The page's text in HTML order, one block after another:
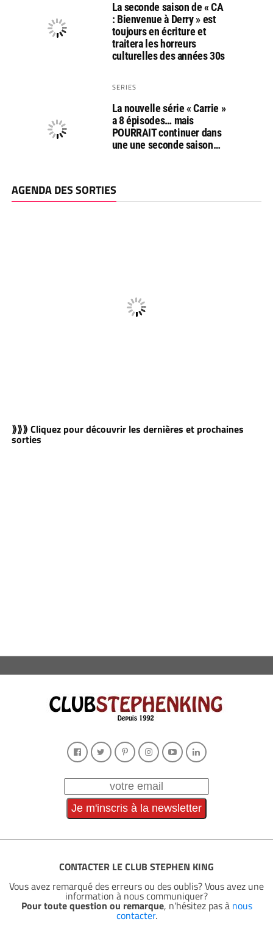
La seconde saison de « CA
: Bienvenue à Derry » est
toujours en écriture et
traitera les horreurs
culturelles des années 30s
SERIES
La nouvelle série « Carrie »
a 8 épisodes… mais
POURRAIT continuer dans
une une seconde saison…
AGENDA DES SORTIES
⟫⟫⟫ Cliquez pour découvrir les dernières et prochaines
sorties
CONTACTER LE CLUB STEPHEN KING
Vous avez remarqué des erreurs ou des oublis? Vous avez une
information à nous communiquer?
Pour toute question ou remarque, n'hésitez pas à nous
contacter.